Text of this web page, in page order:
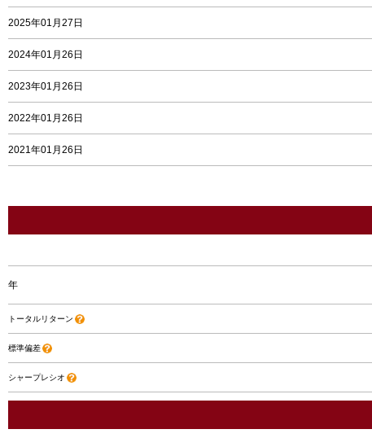
2025年01月27日
2024年01月26日
2023年01月26日
2022年01月26日
2021年01月26日
年
トータルリターン
標準偏差
シャープレシオ